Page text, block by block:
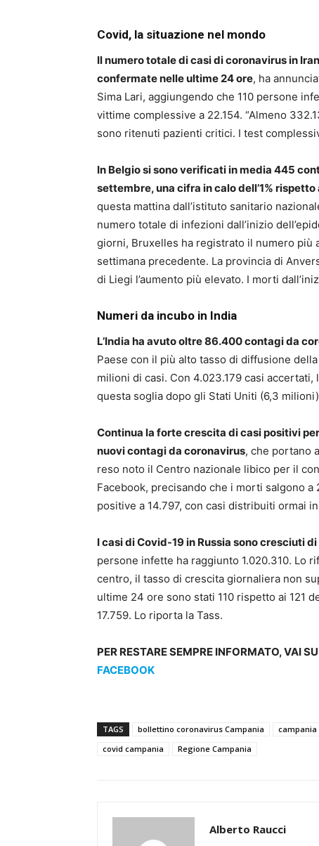
Covid, la situazione nel mondo
Il numero totale di casi di coronavirus in
confermate nelle ultime 24 ore, ha
Sima Lari, aggiungendo che 110 persone
vittime complessive a 22.154. “Almeno
sono ritenuti pazienti critici. I test
In Belgio si sono verificati in media 445
settembre, una cifra in calo dell’1%
questa mattina dall’istituto sanitario
numero totale di infezioni dall’inizio
giorni, Bruxelles ha registrato il numero
settimana precedente. La provincia di
di Liegi l’aumento più elevato. I morti
Numeri da incubo in India
L’India ha avuto oltre 86.400 contagi da
Paese con il più alto tasso di diffusione
milioni di casi. Con 4.023.179 casi accertati,
questa soglia dopo gli Stati Uniti (6,3
Continua la forte crescita di casi positivi
nuovi contagi da coronavirus, che portano
reso noto il Centro nazionale libico per il
Facebook, precisando che i morti salgono
positive a 14.797, con casi distribuiti ormai
I casi di Covid-19 in Russia sono cresciuti
persone infette ha raggiunto 1.020.310. Lo
centro, il tasso di crescita giornaliera non
ultime 24 ore sono stati 110 rispetto ai 121
17.759. Lo riporta la Tass.
PER RESTARE SEMPRE INFORMATO, VAI SU
FACEBOOK
TAGS bollettino coronavirus Campania campania
covid campania
Regione Campania
Alberto Raucci